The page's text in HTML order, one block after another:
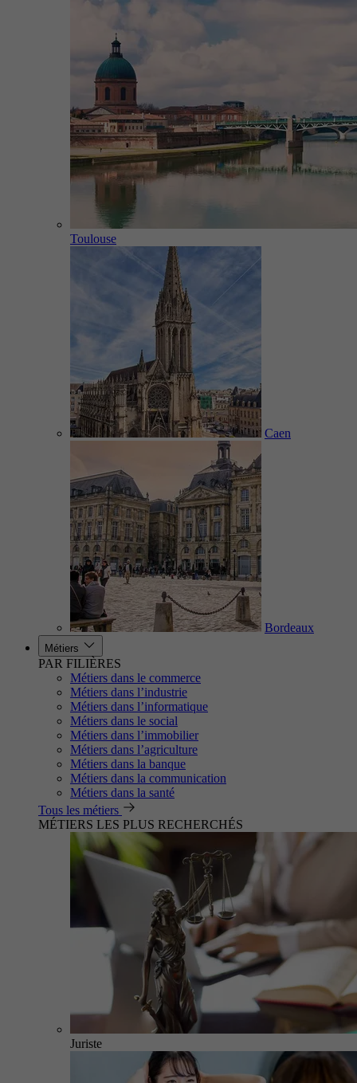
Toulouse
Caen
Bordeaux
Métiers
PAR FILIÈRES
Métiers dans le commerce
Métiers dans l’industrie
Métiers dans l’informatique
Métiers dans le social
Métiers dans l’immobilier
Métiers dans l’agriculture
Métiers dans la banque
Métiers dans la communication
Métiers dans la santé
Tous les métiers
MÉTIERS LES PLUS RECHERCHÉS
Juriste